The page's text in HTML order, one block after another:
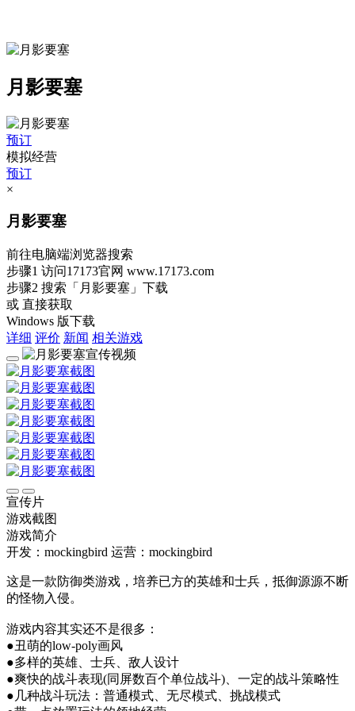
月影要塞
预订
模拟经营
预订
×
月影要塞
前往电脑端浏览器搜索
步骤1 访问17173官网 www.17173.com
步骤2 搜索 「月影要塞」 下载
或 直接获取
Windows 版下载
详细 评价 新闻 相关游戏
宣传片
游戏截图
游戏简介
开发：mockingbird 运营：mockingbird
这是一款防御类游戏，培养已方的英雄和士兵，抵御源源不断
的怪物入侵。
游戏内容其实还不是很多：
●丑萌的low-poly画风
●多样的英雄、士兵、敌人设计
●爽快的战斗表现(同屏数百个单位战斗)、一定的战斗策略性
●几种战斗玩法：普通模式、无尽模式、挑战模式